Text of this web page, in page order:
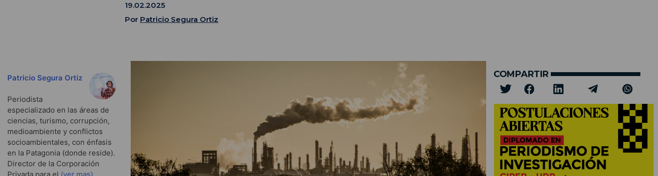
19.02.2025
Por Patricio Segura Ortiz
Patricio Segura Ortiz
Periodista
especializado en las áreas de
ciencias, turismo, corrupción,
medioambiente y conflictos
socioambientales, con énfasis
en la Patagonia (donde reside).
Director de la Corporación
COMPARTIR